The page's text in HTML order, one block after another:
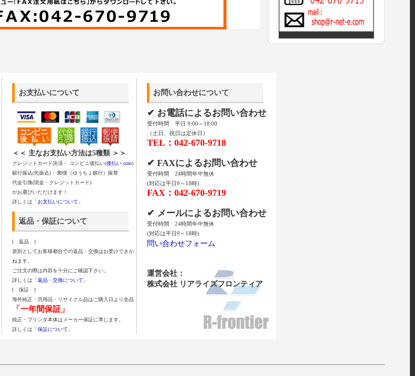
お支払いについて
＜＜ 主なお支払い方法は5種類 ＞＞
クレジットカード決済・ コンビニ後払い(後払い.com)
銀行振込(先振込)・ 郵便（ゆうちょ銀行）振替
代金引換(現金・クレジットカード)
がお選びいただけます！
詳しくは「お支払いについて 」
返品・保証について
[ 返品 ]
原則としてお客様都合での返品・交換はお受けできか
ねます。
ご注文の際は内容を十分にご確認下さい。
詳しくは「返品・交換について 」
[ 保証 ]
海外純正・汎用品・リサイクル品はご購入日より全品
「一年間保証」
純正・プリンタ本体はメーカー保証に準じます。
詳しくは「保証について 」
お問い合わせについて
✔ お電話によるお問い合わせ
受付時間 平日 9:00～18:00
（土日、祝日は定休日）
TEL：042-670-9718
✔ FAXによるお問い合わせ
受付時間 24時間年中無休
(対応は平日9～18時)
FAX：042-670-9719
✔ メールによるお問い合わせ
受付時間 24時間年中無休
(対応は平日9～18時)
問い合わせフォーム
運営会社：
株式会社 リアライズフロンティア